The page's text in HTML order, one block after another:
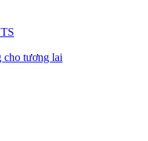
cho tương lai